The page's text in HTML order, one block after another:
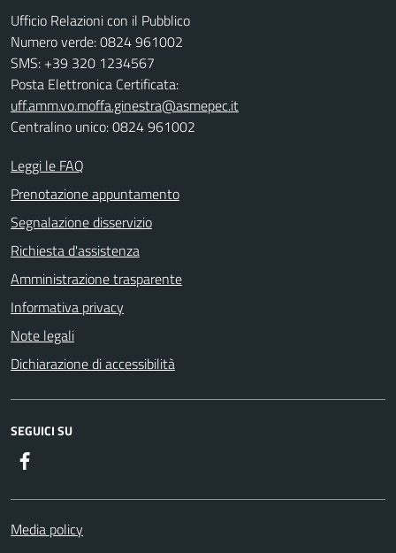
Ufficio Relazioni con il Pubblico
Numero verde: 0824 961002
SMS: +39 320 1234567
Posta Elettronica Certificata:
uff.amm.vo.moffa.ginestra@asmepec.it
Centralino unico: 0824 961002
Leggi le FAQ
Prenotazione appuntamento
Segnalazione disservizio
Richiesta d'assistenza
Amministrazione trasparente
Informativa privacy
Note legali
Dichiarazione di accessibilità
SEGUICI SU
Media policy